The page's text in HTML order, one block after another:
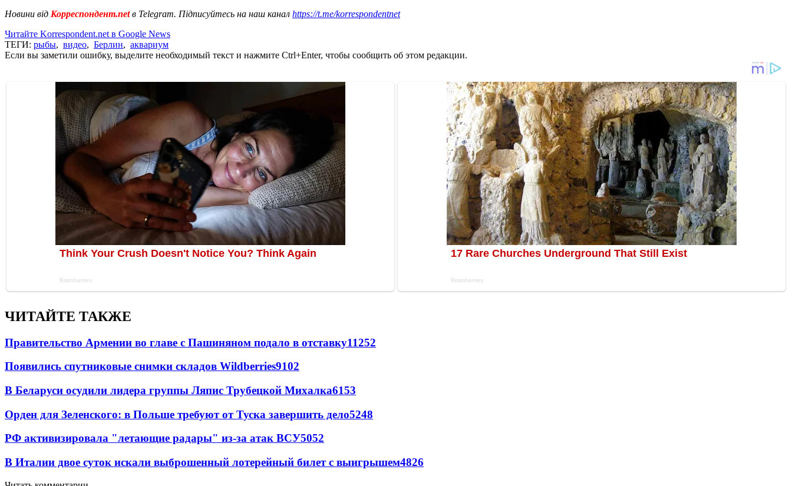
Новини від Корреспондент.netв Telegram. Підписуйтесь на наш канал https://t.me/korrespondentnet
Читайте Korrespondent.net в Google News
ТЕГИ: рыбы, видео, Берлин, аквариум
Если вы заметили ошибку, выделите необходимый текст и нажмите Ctrl+Enter, чтобы сообщить об этом редакции.
ЧИТАЙТЕ ТАКЖЕ
Правительство Армении во главе с Пашиняном подало в отставку11252
Появились спутниковые снимки складов Wildberries9102
В Беларуси осудили лидера группы Ляпис Трубецкой Михалка6153
Орден для Зеленского: в Польше требуют от Туска завершить дело5248
РФ активизировала "летающие радары" из-за атак ВСУ5052
В Италии двое суток искали выброшенный лотерейный билет с выигрышем4826